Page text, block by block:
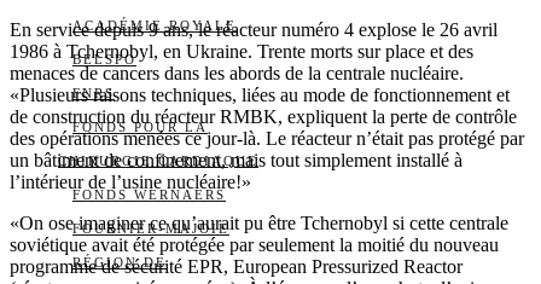
ACADÉMIE ROYALE
BELSPO
FNRS
FONDS POUR LA
CHIRURGIE CARDIAQUE
FONDS WERNAERS
FOURNIER-MAJOIE
RÉGION DE
En service depuis 9 ans, le réacteur numéro 4 explose le 26 avril
1986 à Tchernobyl, en Ukraine. Trente morts sur place et des
menaces de cancers dans les abords de la centrale nucléaire.
«Plusieurs raisons techniques, liées au mode de fonctionnement et
de construction du réacteur RMBK, expliquent la perte de contrôle
des opérations menées ce jour-là. Le réacteur n’était pas protégé par
un bâtiment de confinement, mais tout simplement installé à
l’intérieur de l’usine nucléaire!»
«On ose imaginer ce qu’aurait pu être Tchernobyl si cette centrale
soviétique avait été protégée par seulement la moitié du nouveau
programme de sécurité EPR, European Pressurized Reactor